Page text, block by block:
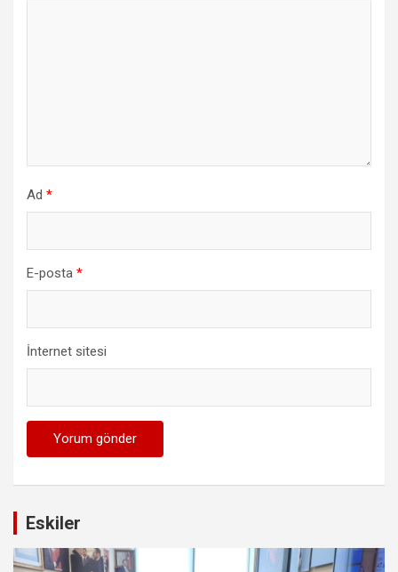
Ad *
E-posta *
İnternet sitesi
Eskiler